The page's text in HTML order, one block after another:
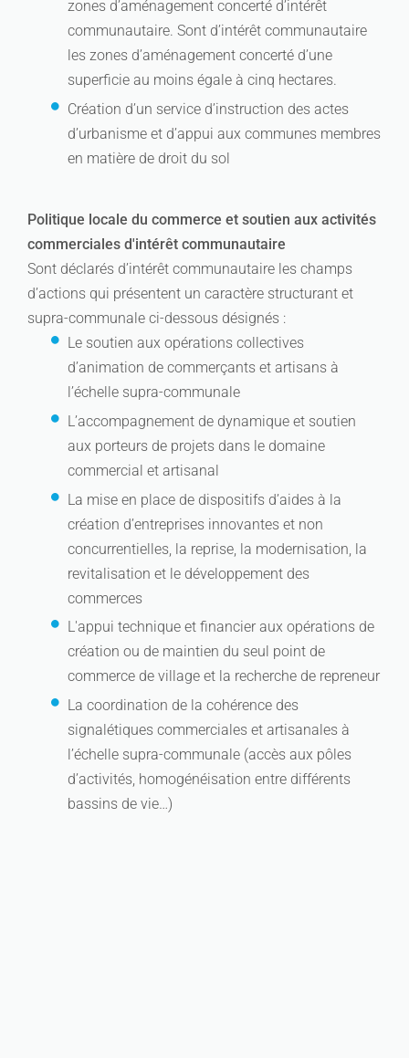
zones d’aménagement concerté d’intérêt
communautaire. Sont d’intérêt communautaire
les zones d’aménagement concerté d’une
superficie au moins égale à cinq hectares.
Création d’un service d’instruction des actes
d’urbanisme et d’appui aux communes membres
en matière de droit du sol
Politique locale du commerce et soutien aux activités
commerciales d'intérêt communautaire
Sont déclarés d’intérêt communautaire les champs
d’actions qui présentent un caractère structurant et
supra-communale ci-dessous désignés :
Le soutien aux opérations collectives
d’animation de commerçants et artisans à
l’échelle supra-communale
L’accompagnement de dynamique et soutien
aux porteurs de projets dans le domaine
commercial et artisanal
La mise en place de dispositifs d’aides à la
création d’entreprises innovantes et non
concurrentielles, la reprise, la modernisation, la
revitalisation et le développement des
commerces
L'appui technique et financier aux opérations de
création ou de maintien du seul point de
commerce de village et la recherche de repreneur
La coordination de la cohérence des
signalétiques commerciales et artisanales à
l’échelle supra-communale (accès aux pôles
d’activités, homogénéisation entre différents
bassins de vie…)